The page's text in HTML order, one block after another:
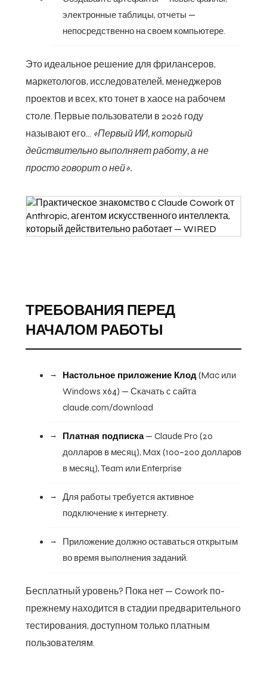
электронные таблицы, отчеты —
непосредственно на своем компьютере.
Это идеальное решение для фрилансеров,
маркетологов, исследователей, менеджеров
проектов и всех, кто тонет в хаосе на рабочем
столе. Первые пользователи в 2026 году
называют его... «Первый ИИ, который
действительно выполняет работу, а не
просто говорит о ней».
ТРЕБОВАНИЯ ПЕРЕД
НАЧАЛОМ РАБОТЫ
Настольное приложение Клод(Mac или
Windows x64) — Скачать с сайта
claude.com/download
Платная подписка— Claude Pro (20
долларов в месяц), Max (100–200 долларов
в месяц), Team или Enterprise
Для работы требуется активное
подключение к интернету.
Приложение должно оставаться открытым
во время выполнения заданий.
Бесплатный уровень? Пока нет — Cowork по-
прежнему находится в стадии предварительного
тестирования, доступном только платным
пользователям.